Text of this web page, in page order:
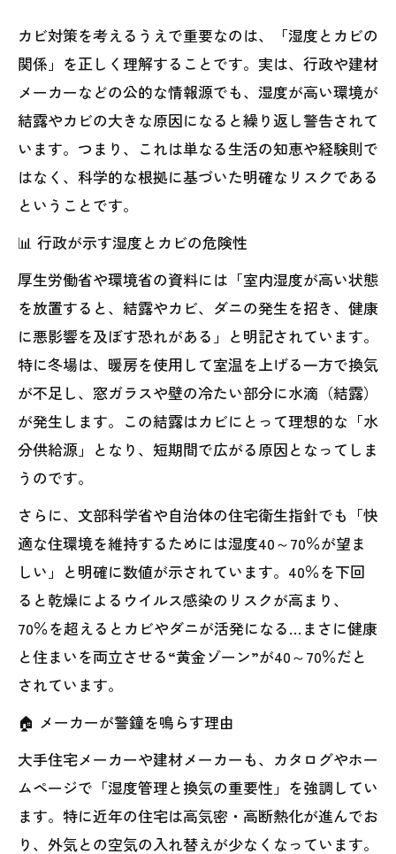
カビ対策を考えるうえで重要なのは、「湿度とカビの
関係」を正しく理解することです。実は、行政や建材
メーカーなどの公的な情報源でも、湿度が高い環境が
結露やカビの大きな原因になると繰り返し警告されて
います。つまり、これは単なる生活の知恵や経験則で
はなく、科学的な根拠に基づいた明確なリスクである
ということです。
📊 行政が示す湿度とカビの危険性
厚生労働省や環境省の資料には「室内湿度が高い状態
を放置すると、結露やカビ、ダニの発生を招き、健康
に悪影響を及ぼす恐れがある」と明記されています。
特に冬場は、暖房を使用して室温を上げる一方で換気
が不足し、窓ガラスや壁の冷たい部分に水滴（結露）
が発生します。この結露はカビにとって理想的な「水
分供給源」となり、短期間で広がる原因となってしま
うのです。
さらに、文部科学省や自治体の住宅衛生指針でも「快
適な住環境を維持するためには湿度40～70％が望ま
しい」と明確に数値が示されています。40％を下回
ると乾燥によるウイルス感染のリスクが高まり、
70％を超えるとカビやダニが活発になる…まさに健康
と住まいを両立させる“黄金ゾーン”が40～70％だと
されています。
🏠 メーカーが警鐘を鳴らす理由
大手住宅メーカーや建材メーカーも、カタログやホー
ムページで「湿度管理と換気の重要性」を強調してい
ます。特に近年の住宅は高気密・高断熱化が進んでお
り、外気との空気の入れ替えが少なくなっています。